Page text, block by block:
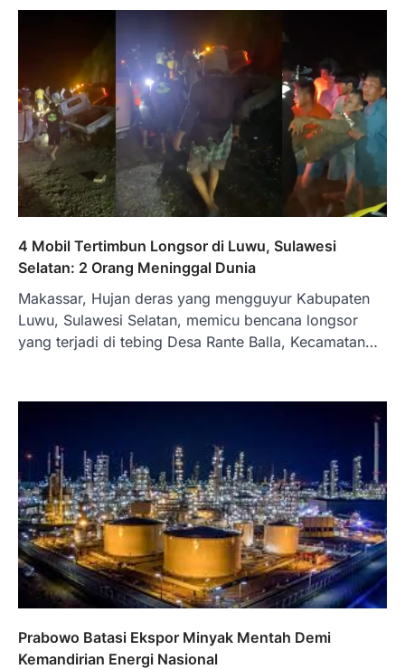
4 Mobil Tertimbun Longsor di Luwu, Sulawesi
Selatan: 2 Orang Meninggal Dunia
Makassar, Hujan deras yang mengguyur Kabupaten
Luwu, Sulawesi Selatan, memicu bencana longsor
yang terjadi di tebing Desa Rante Balla, Kecamatan…
Prabowo Batasi Ekspor Minyak Mentah Demi
Kemandirian Energi Nasional